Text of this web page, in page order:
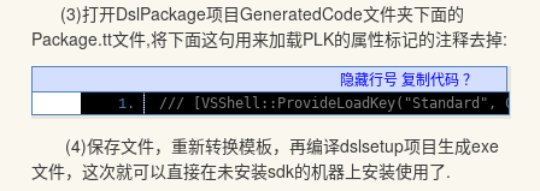
(3)打开DslPackage项目GeneratedCode文件夹下面的
Package.tt文件,将下面这句用来加载PLK的属性标记的注释去掉:
隐藏行号复制代码？
/// [VSShell::ProvideLoadKey("Standard",
(4)保存文件，重新转换模板，再编译dslsetup项目生成exe
文件，这次就可以直接在未安装sdk的机器上安装使用了.